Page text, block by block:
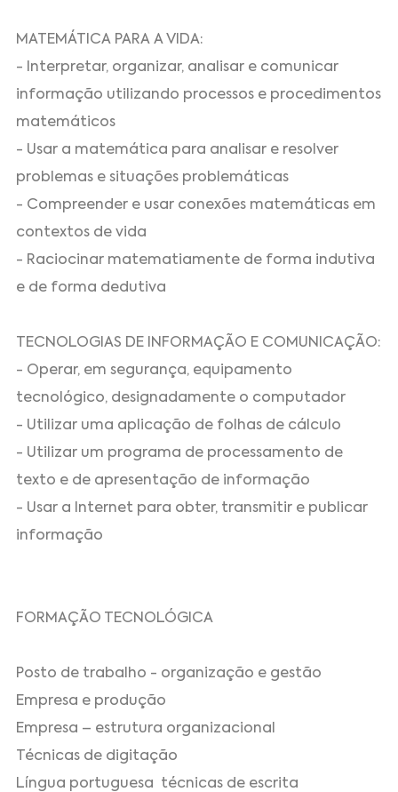
MATEMÁTICA PARA A VIDA:
- Interpretar, organizar, analisar e comunicar
informação utilizando processos e procedimentos
matemáticos
- Usar a matemática para analisar e resolver
problemas e situações problemáticas
- Compreender e usar conexões matemáticas em
contextos de vida
- Raciocinar matematiamente de forma indutiva
e de forma dedutiva
TECNOLOGIAS DE INFORMAÇÃO E COMUNICAÇÃO:
- Operar, em segurança, equipamento
tecnológico, designadamente o computador
- Utilizar uma aplicação de folhas de cálculo
- Utilizar um programa de processamento de
texto e de apresentação de informação
- Usar a Internet para obter, transmitir e publicar
informação
FORMAÇÃO TECNOLÓGICA
Posto de trabalho - organização e gestão
Empresa e produção
Empresa – estrutura organizacional
Técnicas de digitação
Língua portuguesa ­ técnicas de escrita